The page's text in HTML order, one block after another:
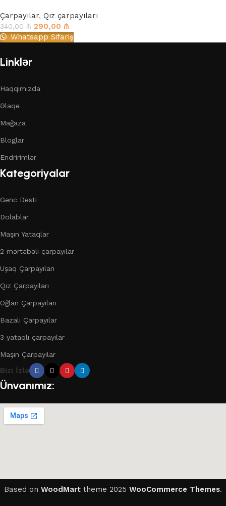
Çarpayılar, Qız çarpayıları
340,00₼ 290,00 ₼
Whatsapp Sifariş
Linklər
Haqqımızda
Əlaqə
Mağaza
Bloglar
Endririmlər
Kategoriyalar
Gənc Dəsti
Dolablar
Maşın Yataqlar
2 mərtəbəli çarpayılar
Uşaq Çarpayıları
Qız Çarpayıları
Oğlan Çarpayıları
Bazalı Çarpayılar
3 yataqlı çarpayılar
Maşın Çarpayılar
Bizi İzlə
Ünvanımız:
Based on WoodMart theme 2025 WooCommerce Themes.